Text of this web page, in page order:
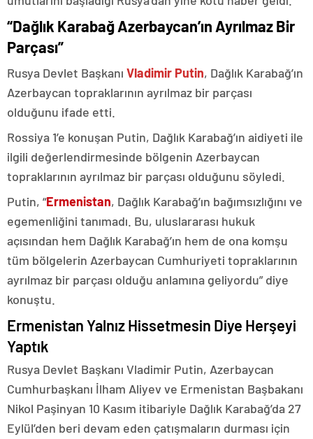
“Dağlık Karabağ Azerbaycan’ın Ayrılmaz Bir
Parçası”
Rusya Devlet Başkanı Vladimir Putin, Dağlık Karabağ’ın
Azerbaycan topraklarının ayrılmaz bir parçası
olduğunu ifade etti.
Rossiya 1’e konuşan Putin, Dağlık Karabağ’ın aidiyeti ile
ilgili değerlendirmesinde bölgenin Azerbaycan
topraklarının ayrılmaz bir parçası olduğunu söyledi.
Putin, “Ermenistan, Dağlık Karabağ’ın bağımsızlığını ve
egemenliğini tanımadı. Bu, uluslararası hukuk
açısından hem Dağlık Karabağ’ın hem de ona komşu
tüm bölgelerin Azerbaycan Cumhuriyeti topraklarının
ayrılmaz bir parçası olduğu anlamına geliyordu” diye
konuştu.
Ermenistan Yalnız Hissetmesin Diye Herşeyi
Yaptık
Rusya Devlet Başkanı Vladimir Putin, Azerbaycan
Cumhurbaşkanı İlham Aliyev ve Ermenistan Başbakanı
Nikol Paşinyan 10 Kasım itibariyle Dağlık Karabağ’da 27
Eylül’den beri devam eden çatışmaların durması için